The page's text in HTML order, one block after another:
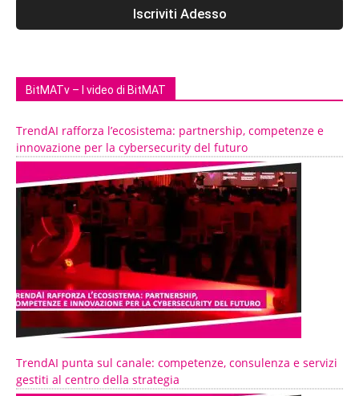
BitMATv – I video di BitMAT
TrendAI rafforza l’ecosistema: partnership, competenze e
innovazione per la cybersecurity del futuro
TrendAI punta sul canale: competenze, consulenza e servizi
gestiti al centro della strategia